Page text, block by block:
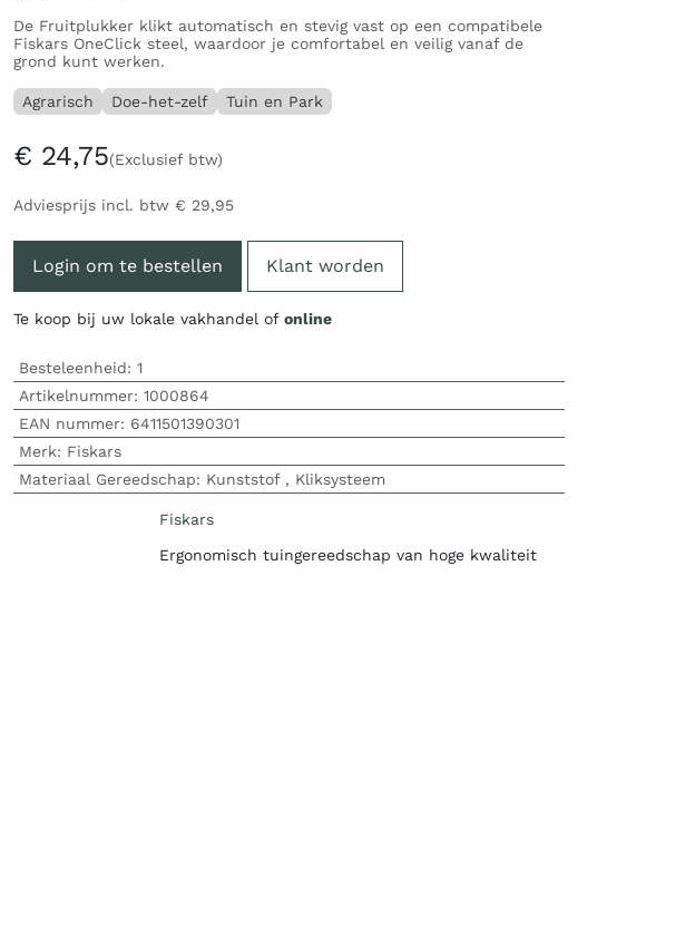
De Fruitplukker klikt automatisch en stevig vast op een compatibele
Fiskars OneClick steel, waardoor je comfortabel en veilig vanaf de
grond kunt werken.
Agrarisch Doe-het-zelf Tuin en Park
€ 24,75(Exclusief btw)
Adviesprijs incl. btw € 29,95
Login om te bestellen Klant worden
Te koop bij uw lokale vakhandel of online
Besteleenheid: 1
Artikelnummer: 1000864
EAN nummer: 6411501390301
Merk: Fiskars
Materiaal Gereedschap: Kunststof, Kliksysteem
Fiskars
Ergonomisch tuingereedschap van hoge kwaliteit